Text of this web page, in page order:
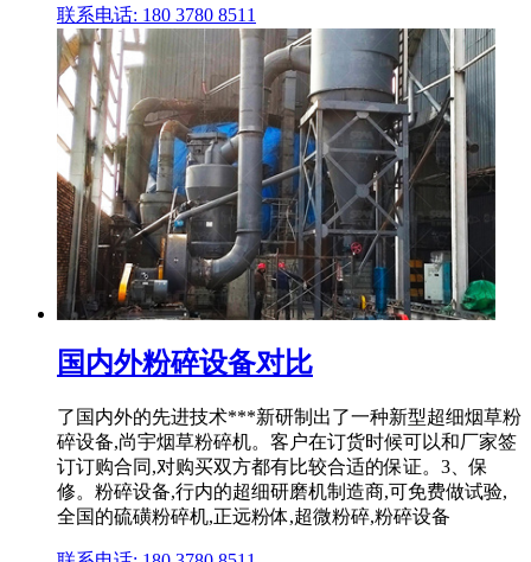
联系电话: 180 3780 8511
国内外粉碎设备对比
了国内外的先进技术***新研制出了一种新型超细烟草粉
碎设备,尚宇烟草粉碎机。客户在订货时候可以和厂家签
订订购合同,对购买双方都有比较合适的保证。3、保
修。粉碎设备,行内的超细研磨机制造商,可免费做试验,
全国的硫磺粉碎机,正远粉体,超微粉碎,粉碎设备